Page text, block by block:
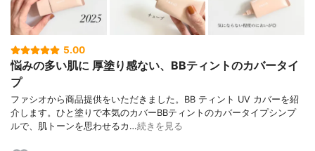
5.00
悩みの多い肌に 厚塗り感ない、BBティントのカバータイ
プ
ファシオから商品提供をいただきました。BB ティント UV カバーを紹
介します。ひと塗りで本気のカバーBBティントのカバータイプシンプ
ルで、肌トーンを思わせるカ…続きを見る